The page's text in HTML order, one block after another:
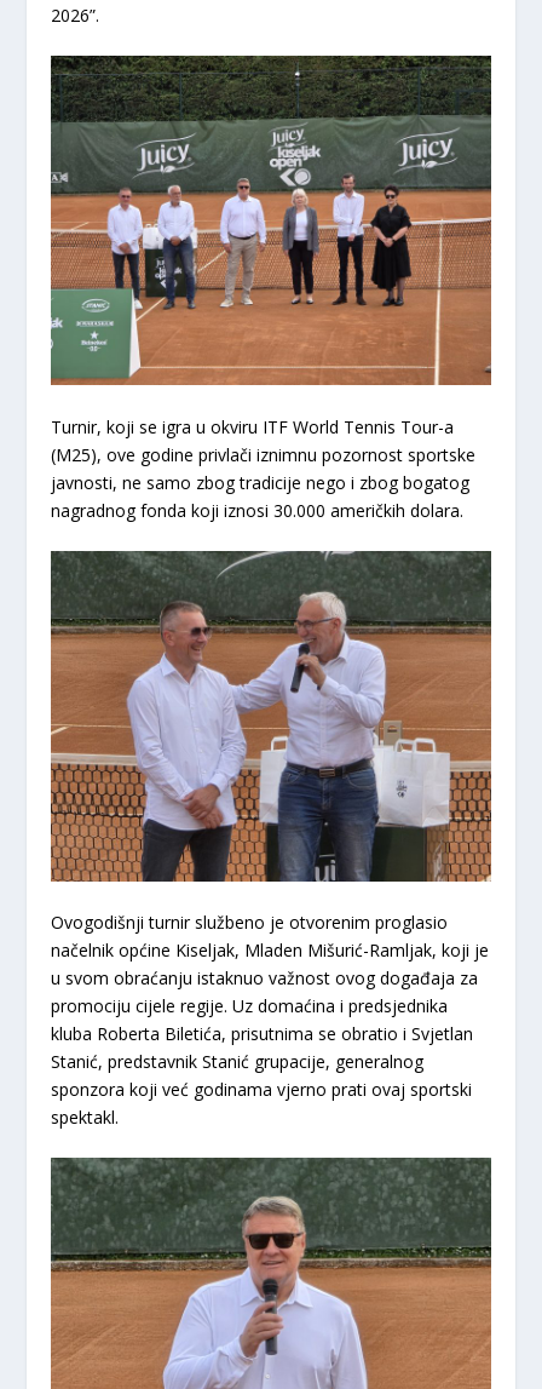
2026”.
Turnir, koji se igra u okviru ITF World Tennis Tour-a
(M25), ove godine privlači iznimnu pozornost sportske
javnosti, ne samo zbog tradicije nego i zbog bogatog
nagradnog fonda koji iznosi30.000 američkih dolara.
​Ovogodišnji turnir službeno je otvorenim proglasio
načelnik općine Kiseljak, Mladen Mišurić-Ramljak, koji je
u svom obraćanju istaknuo važnost ovog događaja za
promociju cijele regije. Uz domaćina i predsjednika
kluba Roberta Biletića, prisutnima se obratio iSvjetlan
Stanić, predstavnik Stanić grupacije, generalnog
sponzora koji već godinama vjerno prati ovaj sportski
spektakl.